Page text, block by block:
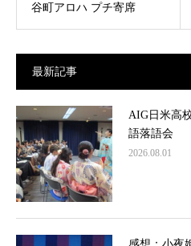
谷町アロハ プチ寄席
最新記事
AIG日米高
語落語会
2026.08.01